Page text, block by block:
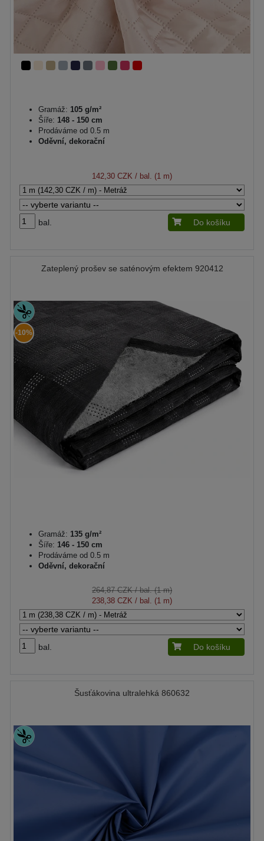
Gramáž: 105 g/m²
Šíře: 148 - 150 cm
Prodáváme od 0.5 m
Oděvní, dekorační
142,30 CZK / bal. (1 m)
bal. Do košíku
Zateplený prošev se saténovým efektem 920412
-10%
Gramáž: 135 g/m²
Šíře: 146 - 150 cm
Prodáváme od 0.5 m
Oděvní, dekorační
264,87 CZK/ bal. (1 m)
238,38 CZK / bal. (1 m)
bal. Do košíku
Šusťákovina ultralehká 860632